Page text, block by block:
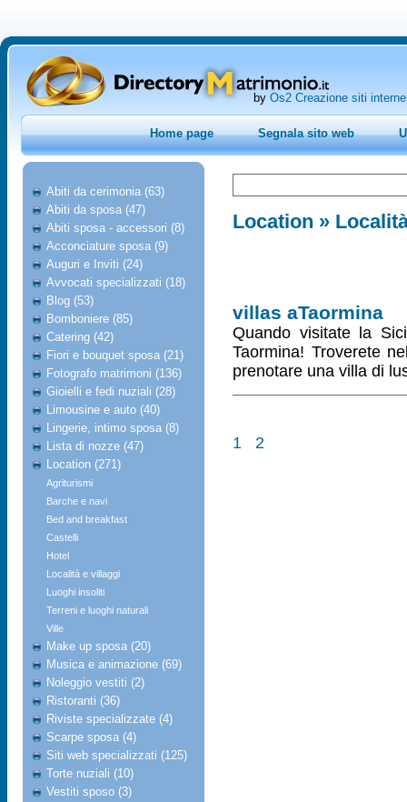
by Os2 Creazione siti
Home page Segnala sito web
Abiti da cerimonia (63)
Abiti da sposa (47)
Abiti sposa - accessori (8)
Acconciature sposa (9)
Auguri e Inviti (24)
Avvocati specializzati (18)
Blog (53)
Bomboniere (85)
Catering (42)
Fiori e bouquet sposa (21)
Fotografo matrimoni (136)
Gioielli e fedi nuziali (28)
Limousine e auto (40)
Lingerie, intimo sposa (8)
Lista di nozze (47)
Location (271)
Agriturismi
Barche e navi
Bed and breakfast
Castelli
Hotel
Località e villaggi
Luoghi insoliti
Terreni e luoghi naturali
Ville
Make up sposa (20)
Musica e animazione (69)
Noleggio vestiti (2)
Ristoranti (36)
Riviste specializzate (4)
Scarpe sposa (4)
Siti web specializzati (125)
Torte nuziali (10)
Vestiti sposo (3)
Location »
villas aTaormina
Quando visitate la
Taormina! Troverete
prenotare una villa di
1 2